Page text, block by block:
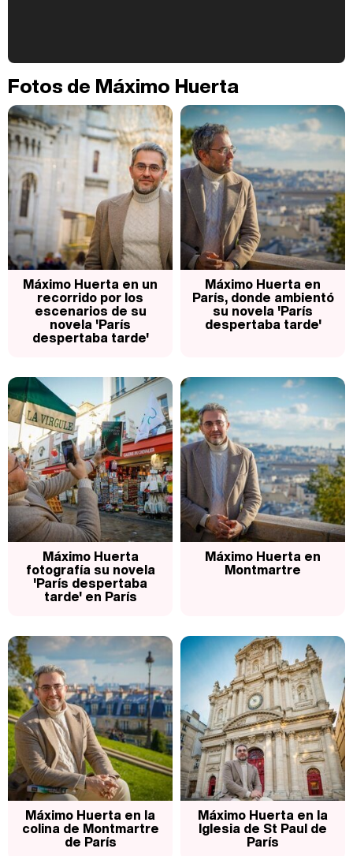
Carlota Corredera y Javier de Hoyos: "La tele tiene que representar al público también y aquí están todos los perfiles posibles&quo;
Así se tomó Felipe VI que la Infanta Sofía no quisiera recibir formación militar
Manu Baqueiro: "Tuve como referente a Bruce Willis en 'Luz de Luna' para mi trabajo en la serie 'Perdiendo el juicio'"
Magdalena de Suecia responde a las críticas y explica por qué le han permitido lanzar su propio negocio
Fotos de Máximo Huerta
Máximo Huerta en un
recorrido por los
escenarios de su
novela 'París
despertaba tarde'
Máximo Huerta en
París, donde ambientó
su novela 'París
despertaba tarde'
Máximo Huerta
fotografía su novela
'París despertaba
tarde' en París
Máximo Huerta en
Montmartre
Máximo Huerta en la
colina de Montmartre
de París
Máximo Huerta en la
Iglesia de St Paul de
París